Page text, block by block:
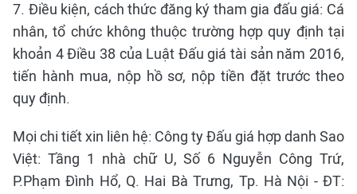
7. Điều kiện, cách thức đăng ký tham gia đấu giá: Cá
nhân, tổ chức không thuộc trường hợp quy định tại
khoản 4 Điều 38 của Luật Đấu giá tài sản năm 2016,
tiến hành mua, nộp hồ sơ, nộp tiền đặt trước theo
quy định.
Mọi chi tiết xin liên hệ: Công ty Đấu giá hợp danh Sao
Việt: Tầng 1 nhà chữ U, Số 6 Nguyễn Công Trứ,
P.Phạm Đình Hổ, Q. Hai Bà Trưng, Tp. Hà Nội - ĐT: